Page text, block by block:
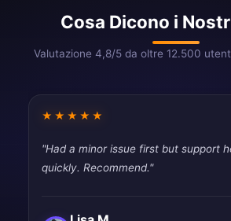
Cosa Dicono i
Valutazione 4,8/5 da oltre 12.500
★★★★★
"Had a minor issue first but support
quickly. Recommend."